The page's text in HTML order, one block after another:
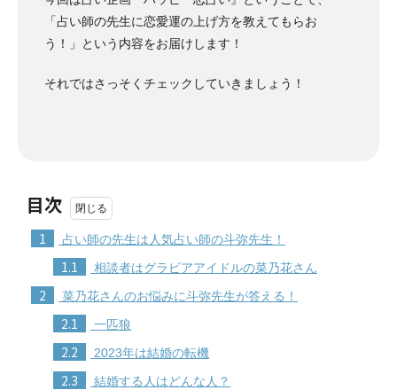
「占い師の先生に恋愛運の上げ方を教えてもらお
う！」という内容をお届けします！
それではさっそくチェックしていきましょう！
目次
1 占い師の先生は人気占い師の斗弥先生！
1.1 相談者はグラビアアイドルの菜乃花さん
2 菜乃花さんのお悩みに斗弥先生が答える！
2.1 一匹狼
2.2 2023年は結婚の転機
2.3 結婚する人はどんな人？